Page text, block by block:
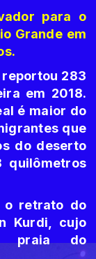
para o
Grande em
reportou 283
em 2018.
é maior do
que
do deserto
quilômetros
o retrato do
Kurdi, cujo
praia do